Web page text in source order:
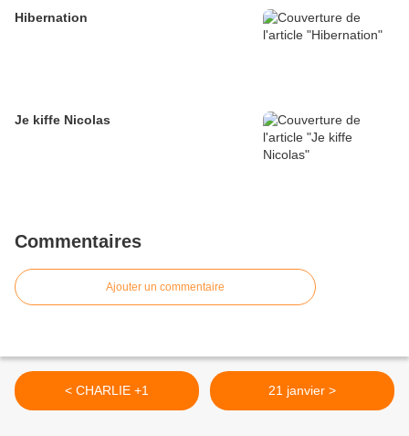
Hibernation
Je kiffe Nicolas
Commentaires
Ajouter un commentaire
< CHARLIE +1 21 janvier >